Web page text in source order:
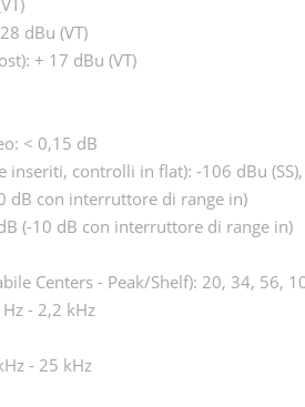
dBu (VT)
+ 17 dBu (VT)
< 0,15 dB
controlli in flat): -106 dBu (SS),
dB con interruttore di range in)
(-10 dB con interruttore di range in)
Centers - Peak/Shelf): 20, 34, 56,
- 2,2 kHz
- 25 kHz